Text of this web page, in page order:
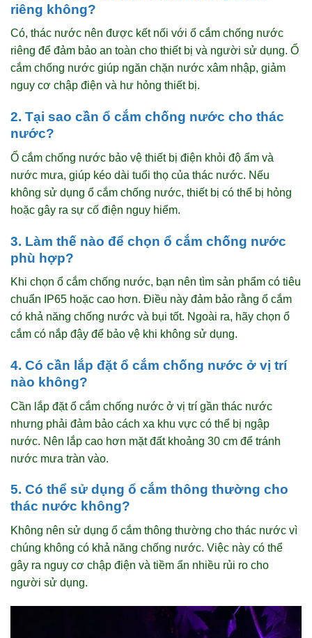
riêng không?
Có, thác nước nên được kết nối với ổ cắm chống nước
riêng để đảm bảo an toàn cho thiết bị và người sử dụng. Ổ
cắm chống nước giúp ngăn chặn nước xâm nhập, giảm
nguy cơ chập điện và hư hỏng thiết bị.
2. Tại sao cần ổ cắm chống nước cho thác
nước?
Ổ cắm chống nước bảo vệ thiết bị điện khỏi độ ẩm và
nước mưa, giúp kéo dài tuổi thọ của thác nước. Nếu
không sử dụng ổ cắm chống nước, thiết bị có thể bị hỏng
hoặc gây ra sự cố điện nguy hiểm.
3. Làm thế nào để chọn ổ cắm chống nước
phù hợp?
Khi chọn ổ cắm chống nước, bạn nên tìm sản phẩm có tiêu
chuẩn IP65 hoặc cao hơn. Điều này đảm bảo rằng ổ cắm
có khả năng chống nước và bụi tốt. Ngoài ra, hãy chọn ổ
cắm có nắp đậy để bảo vệ khi không sử dụng.
4. Có cần lắp đặt ổ cắm chống nước ở vị trí
nào không?
Cần lắp đặt ổ cắm chống nước ở vị trí gần thác nước
nhưng phải đảm bảo cách xa khu vực có thể bị ngập
nước. Nên lắp cao hơn mặt đất khoảng 30 cm để tránh
nước mưa tràn vào.
5. Có thể sử dụng ổ cắm thông thường cho
thác nước không?
Không nên sử dụng ổ cắm thông thường cho thác nước vì
chúng không có khả năng chống nước. Việc này có thể
gây ra nguy cơ chập điện và tiềm ẩn nhiều rủi ro cho
người sử dụng.